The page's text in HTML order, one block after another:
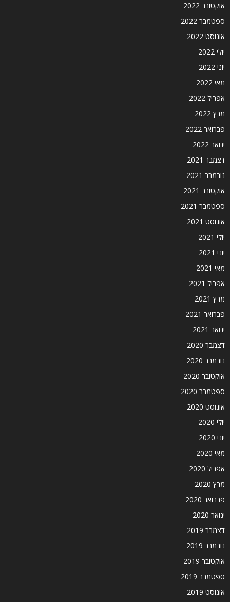
אוקטובר 2022
ספטמבר 2022
אוגוסט 2022
יולי 2022
יוני 2022
מאי 2022
אפריל 2022
מרץ 2022
פברואר 2022
ינואר 2022
דצמבר 2021
נובמבר 2021
אוקטובר 2021
ספטמבר 2021
אוגוסט 2021
יולי 2021
יוני 2021
מאי 2021
אפריל 2021
מרץ 2021
פברואר 2021
ינואר 2021
דצמבר 2020
נובמבר 2020
אוקטובר 2020
ספטמבר 2020
אוגוסט 2020
יולי 2020
יוני 2020
מאי 2020
אפריל 2020
מרץ 2020
פברואר 2020
ינואר 2020
דצמבר 2019
נובמבר 2019
אוקטובר 2019
ספטמבר 2019
אוגוסט 2019